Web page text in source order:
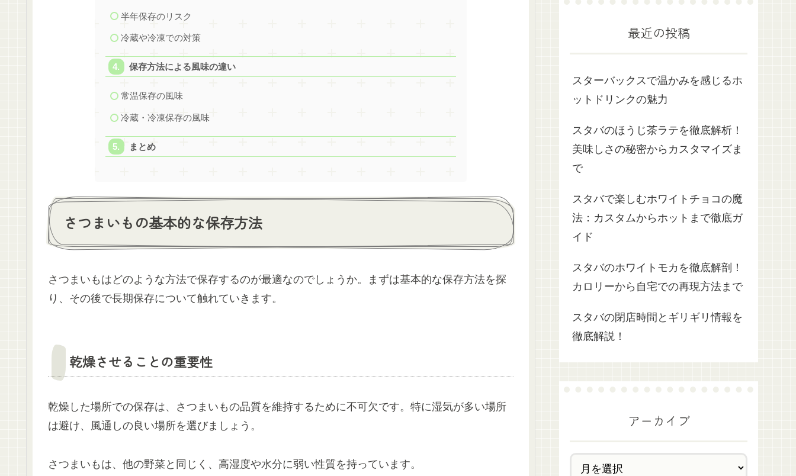
半年保存のリスク
冷蔵や冷凍での対策
保存方法による風味の違い
常温保存の風味
冷蔵・冷凍保存の風味
まとめ
さつまいもの基本的な保存方法
さつまいもはどのような方法で保存するのが最適なのでしょうか。まずは基本的な保存方法を探
り、その後で長期保存について触れていきます。
乾燥させることの重要性
乾燥した場所での保存は、さつまいもの品質を維持するために不可欠です。特に湿気が多い場所
は避け、風通しの良い場所を選びましょう。
さつまいもは、他の野菜と同じく、高湿度や水分に弱い性質を持っています。
最近の投稿
スターバックスで温かみを感じるホ
ットドリンクの魅力
スタバのほうじ茶ラテを徹底解析！
美味しさの秘密からカスタマイズま
で
スタバで楽しむホワイトチョコの魔
法：カスタムからホットまで徹底ガ
イド
スタバのホワイトモカを徹底解剖！
カロリーから自宅での再現方法まで
スタバの閉店時間とギリギリ情報を
徹底解説！
アーカイブ